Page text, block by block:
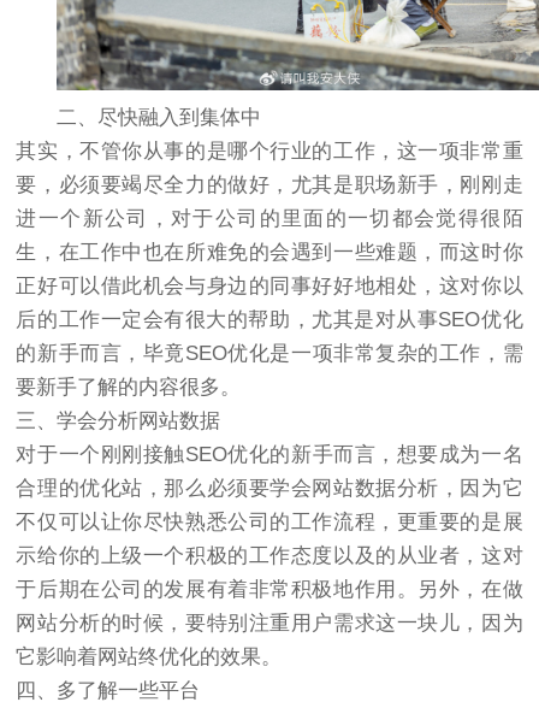
二、尽快融入到集体中
其实，不管你从事的是哪个行业的工作，这一项非常重
要，必须要竭尽全力的做好，尤其是职场新手，刚刚走
进一个新公司，对于公司的里面的一切都会觉得很陌
生，在工作中也在所难免的会遇到一些难题，而这时你
正好可以借此机会与身边的同事好好地相处，这对你以
后的工作一定会有很大的帮助，尤其是对从事SEO优化
的新手而言，毕竟SEO优化是一项非常复杂的工作，需
要新手了解的内容很多。
三、学会分析网站数据
对于一个刚刚接触SEO优化的新手而言，想要成为一名
合理的优化站，那么必须要学会网站数据分析，因为它
不仅可以让你尽快熟悉公司的工作流程，更重要的是展
示给你的上级一个积极的工作态度以及的从业者，这对
于后期在公司的发展有着非常积极地作用。另外，在做
网站分析的时候，要特别注重用户需求这一块儿，因为
它影响着网站终优化的效果。
四、多了解一些平台